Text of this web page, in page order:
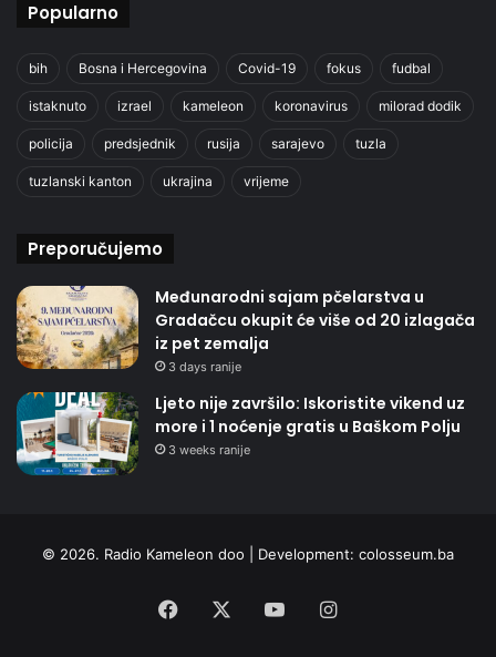
Popularno
bih Bosna i Hercegovina Covid-19 fokus fudbal
istaknuto izrael kameleon koronavirus milorad dodik
policija predsjednik rusija sarajevo tuzla
tuzlanski kanton ukrajina vrijeme
Preporučujemo
Međunarodni sajam pčelarstva u
Gradačcu okupit će više od 20 izlagača
iz pet zemalja
3 days ranije
Ljeto nije završilo: Iskoristite vikend uz
more i 1 noćenje gratis u Baškom Polju
3 weeks ranije
© 2026. Radio Kameleon doo | Development: colosseum.ba
Facebook YouTubeInstagram